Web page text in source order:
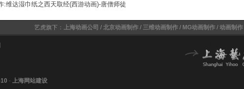
:维达湿巾纸之西天取经(西游动画)-唐僧师徒
艺虎旗下： 上海动画公司 / 北京动画制作 / 三维动画制作 / MG动画制作 / 动画制作
- 上海网站建设